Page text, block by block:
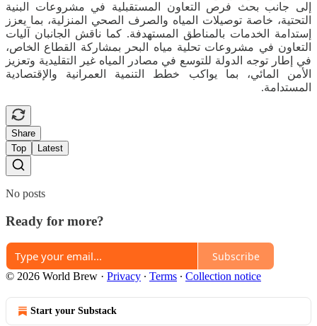
إلى جانب بحث فرص التعاون المستقبلية في مشروعات البنية
التحتية، خاصة توصيلات المياه والصرف الصحي المنزلية، بما يعزز
إستدامة الخدمات بالمناطق المستهدفة. كما ناقش الجانبان آليات
التعاون في مشروعات تحلية مياه البحر بمشاركة القطاع الخاص،
في إطار توجه الدولة للتوسع في مصادر المياه غير التقليدية وتعزيز
الأمن المائي، بما يواكب خطط التنمية العمرانية والإقتصادية
المستدامة.
Share
Top
Latest
No posts
Ready for more?
Subscribe
© 2026 World Brew · Privacy ∙ Terms ∙ Collection notice
Start your Substack